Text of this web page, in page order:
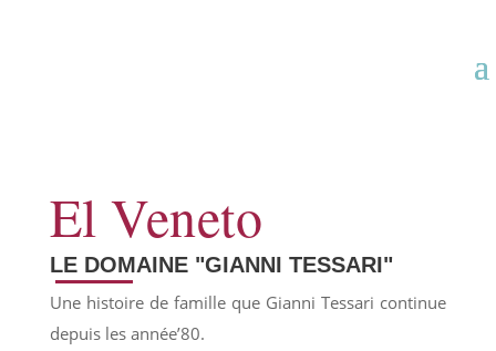
El Veneto
LE DOMAINE "GIANNI TESSARI"
Une histoire de famille que Gianni Tessari continue
depuis les année’80.